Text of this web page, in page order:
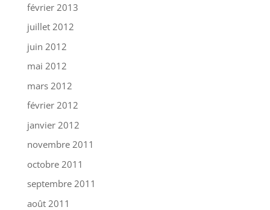
février 2013
juillet 2012
juin 2012
mai 2012
mars 2012
février 2012
janvier 2012
novembre 2011
octobre 2011
septembre 2011
août 2011